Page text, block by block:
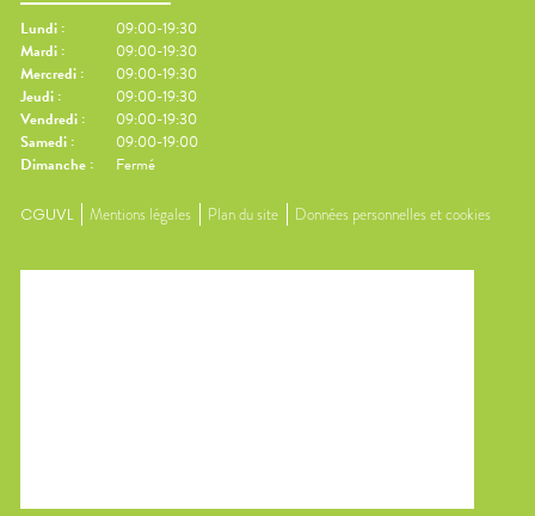
Lundi :
09:00-19:30
Mardi :
09:00-19:30
Mercredi :
09:00-19:30
Jeudi :
09:00-19:30
Vendredi :
09:00-19:30
Samedi :
09:00-19:00
Dimanche : Fermé
CGUVL Mentions légales Plan du site Données personnelles et cookies